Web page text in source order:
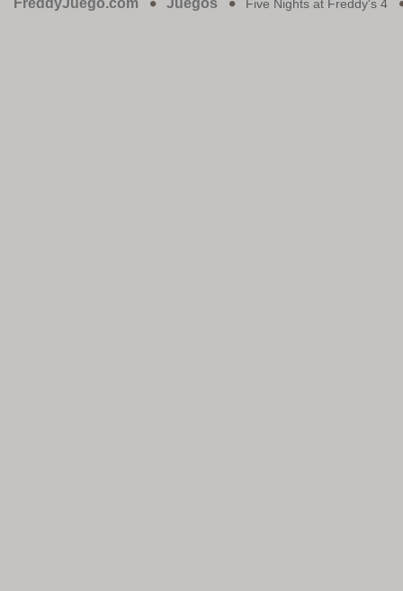
FreddyJuego.com Juegos Five Nights at Freddy's 4